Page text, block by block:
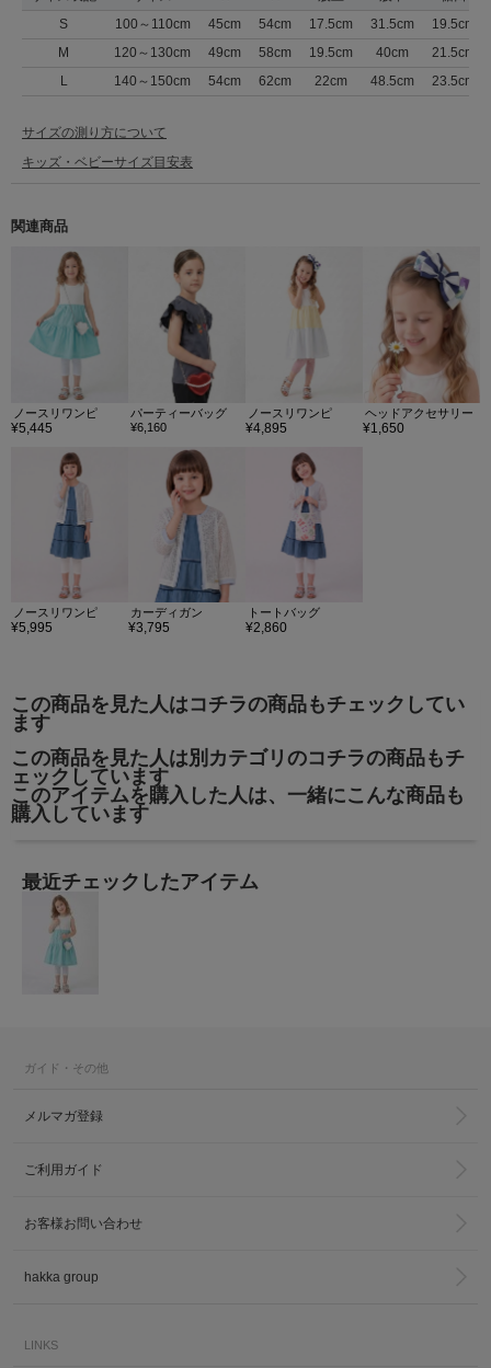
S
100～110cm 45cm 54cm 17.5cm 31.5cm
19.5cm
M
120～130cm 49cm 58cm 19.5cm 40cm
21.5cm
L
140～150cm 54cm 62cm 22cm 48.5cm 23.5cm
サイズの測り方について
キッズ・ベビーサイズ目安表
関連商品
ノースリワンピ
¥5,445
パーティーバッグ
¥6,160
ノースリワンピ
¥4,895
ヘッドアクセサリー
¥1,650
ノースリワンピ
¥5,995
カーディガン
¥3,795
トートバッグ
¥2,860
この商品を見た人はコチラの商品もチェックしてい
ます
この商品を見た人は別カテゴリのコチラの商品もチ
ェックしています
このアイテムを購入した人は、一緒にこんな商品も
購入しています
最近チェックしたアイテム
ガイド・その他
メルマガ登録
ご利用ガイド
お客様お問い合わせ
hakka group
LINKS